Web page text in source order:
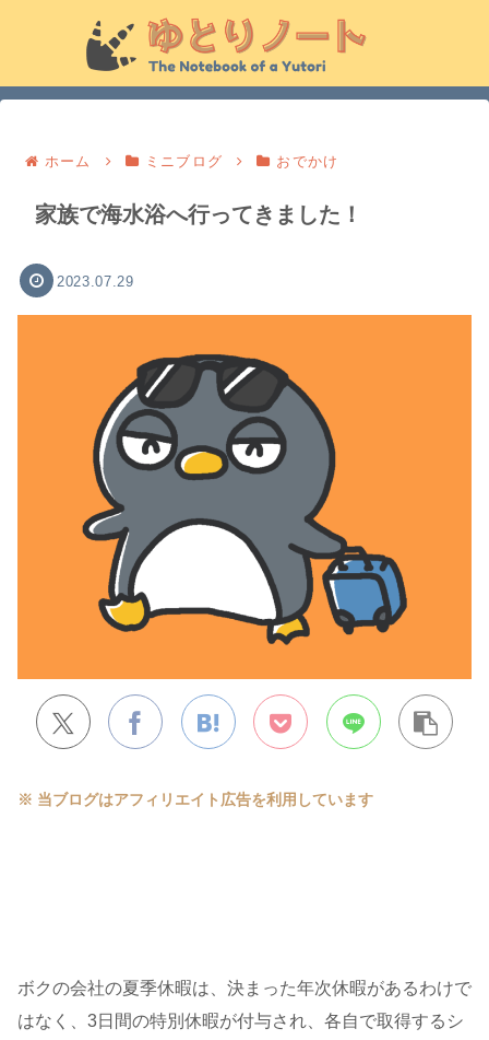
ホーム ミニブログ おでかけ
家族で海水浴へ行ってきました！
2023.07.29
※ 当ブログはアフィリエイト広告を利用しています
ボクの会社の夏季休暇は、決まった年次休暇があるわけで
はなく、3日間の特別休暇が付与され、各自で取得するシ